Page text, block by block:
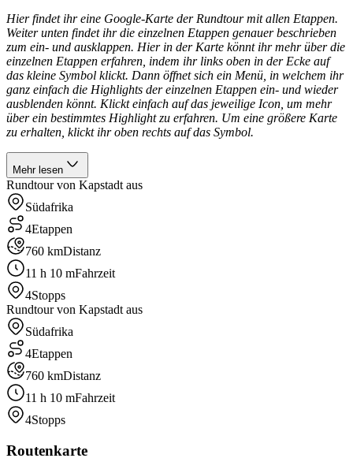
Hier findet ihr eine Google-Karte der Rundtour mit allen Etappen.
Weiter unten findet ihr die einzelnen Etappen genauer beschrieben
zum ein- und ausklappen. Hier in der Karte könnt ihr mehr über die
einzelnen Etappen erfahren, indem ihr links oben in der Ecke auf
das kleine Symbol klickt. Dann öffnet sich ein Menü, in welchem ihr
ganz einfach die Highlights der einzelnen Etappen ein- und wieder
ausblenden könnt. Klickt einfach auf das jeweilige Icon, um mehr
über ein bestimmtes Highlight zu erfahren. Um eine größere Karte
zu erhalten, klickt ihr oben rechts auf das Symbol.
Mehr lesen
Rundtour von Kapstadt aus
Südafrika
4Etappen
760 kmDistanz
11 h 10 mFahrzeit
4Stopps
Rundtour von Kapstadt aus
Südafrika
4Etappen
760 kmDistanz
11 h 10 mFahrzeit
4Stopps
Routenkarte